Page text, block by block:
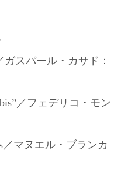
ガスパール・カサド：
／フェデリコ・モン
／マヌエル・ブランカ